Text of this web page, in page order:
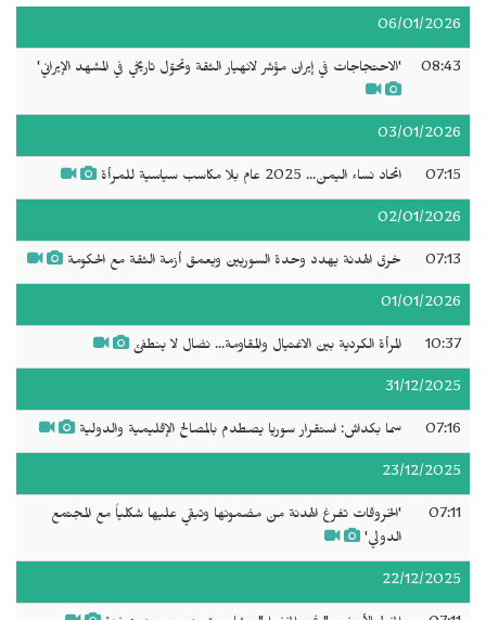
06/01/2026
08:43 'الاحتجاجات في إيران مؤشر لانهيار الثقة وتحوّل تاريخي في المشهد الإيراني'
03/01/2026
07:15 اتحاد نساء اليمن... 2025 عام بلا مكاسب سياسية للمرأة
02/01/2026
07:13 خرق الهدنة يهدد وحدة السوريين ويعمق أزمة الثقة مع الحكومة
01/01/2026
10:37 المرأة الكردية بين الاغتيال والمقاومة... نضال لا ينطفئ
31/12/2025
07:16 سما بكداش: استقرار سوريا يصطدم بالمصالح الإقليمية والدولية
23/12/2025
07:11
'الخروقات تفرغ الهدنة من مضمونها وتبقي عليها شكلياً مع المجتمع
الدولي'
22/12/2025